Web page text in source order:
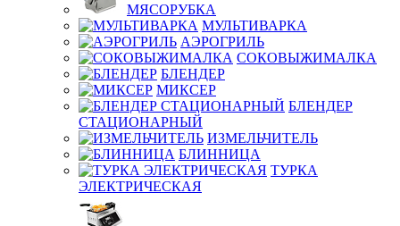
МЯСОРУБКА
МУЛЬТИВАРКА
АЭРОГРИЛЬ
СОКОВЫЖИМАЛКА
БЛЕНДЕР
МИКСЕР
БЛЕНДЕР
СТАЦИОНАРНЫЙ
ИЗМЕЛЬЧИТЕЛЬ
БЛИННИЦА
ТУРКА
ЭЛЕКТРИЧЕСКАЯ